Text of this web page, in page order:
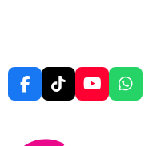
F
a
T
i
Y
o
W
h